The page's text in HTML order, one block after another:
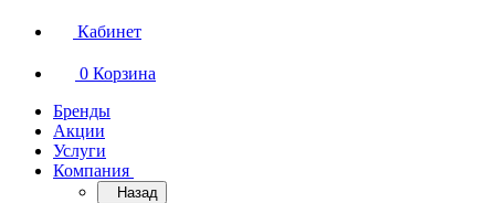
Кабинет
0 Корзина
Бренды
Акции
Услуги
Компания
Назад